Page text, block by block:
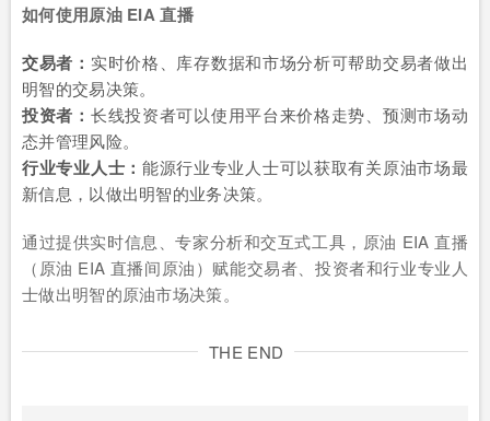
如何使用原油 EIA 直播
交易者： 实时价格、库存数据和市场分析可帮助交易者做出
明智的交易决策。
投资者： 长线投资者可以使用平台来价格走势、预测市场动
态并管理风险。
行业专业人士： 能源行业专业人士可以获取有关原油市场最
新信息，以做出明智的业务决策。
通过提供实时信息、专家分析和交互式工具，原油 EIA 直播
（原油 EIA 直播间原油）赋能交易者、投资者和行业专业人
士做出明智的原油市场决策。
THE END